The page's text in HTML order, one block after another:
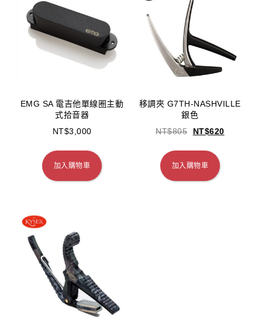
EMG SA 電吉他單線圈主動
式拾音器
NT$3,000
加入購物車
移調夾 G7TH-NASHVILLE
銀色
NT$805 NT$620
加入購物車